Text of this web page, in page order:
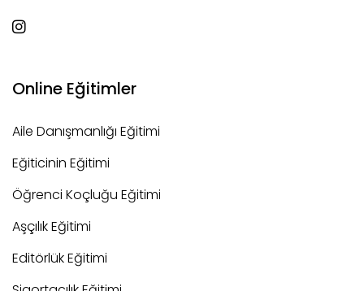
Online Eğitimler
Aile Danışmanlığı Eğitimi
Eğiticinin Eğitimi
Öğrenci Koçluğu Eğitimi
Aşçılık Eğitimi
Editörlük Eğitimi